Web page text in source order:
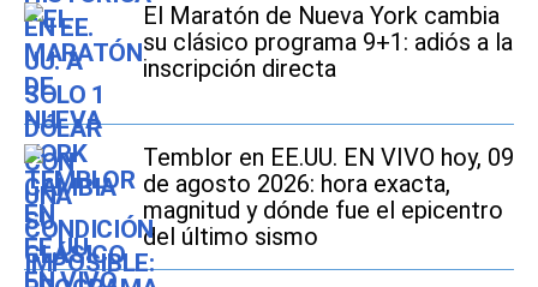
El Maratón de Nueva York cambia
su clásico programa 9+1: adiós a la
inscripción directa
Temblor en EE.UU. EN VIVO hoy, 09
de agosto 2026: hora exacta,
magnitud y dónde fue el epicentro
del último sismo